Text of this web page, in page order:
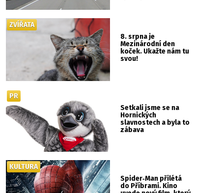
8. srpna je
Mezinárodní den
koček. Ukažte nám tu
svou!
ZVÍŘATA
Setkali jsme se na
Hornických
slavnostech a byla to
zábava
PR
Spider‑Man přilétá
do Příbrami. Kino
KULTURA